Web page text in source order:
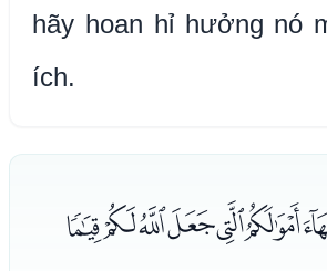
hãy hoan hỉ hưởng nó
ích.